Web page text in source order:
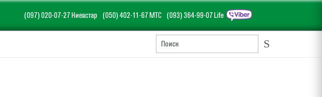
(097) 020-07-27 Киевстар (050) 402-11-67 МТС (093) 364-99-07 Life
S